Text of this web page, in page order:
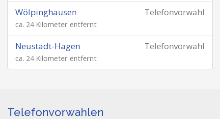
Telefonvorwahl
Wölpinghausen
ca. 24 Kilometer entfernt
Telefonvorwahl
Neustadt-Hagen
ca. 24 Kilometer entfernt
Telefonvorwahlen